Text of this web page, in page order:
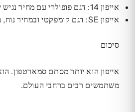
אייפון 14: דגם פופולרי עם מחיר נגיש יותר.
אייפון SE: דגם קומפקטי ובמחיר נוח, מתאים למי שמחפש אייפון בסיסי.
סיכום
אייפון הוא יותר מסתם סמארטפון.
משתמשים רבים ברחבי העולם.